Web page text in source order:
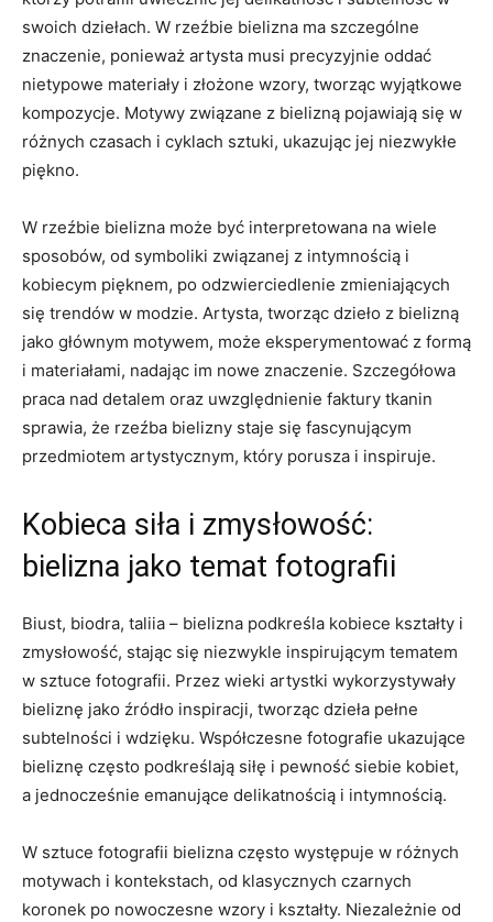
swoich dziełach.‌ W rzeźbie bielizna ma szczególne
znaczenie, ponieważ artysta musi⁤ precyzyjnie oddać​
nietypowe materiały⁣ i złożone wzory, ⁣tworząc wyjątkowe
kompozycje. Motywy ⁢związane z bielizną ‌pojawiają⁣ się w ​
różnych ⁤czasach i cyklach sztuki,​ ukazując jej niezwykłe
piękno.
W rzeźbie bielizna może być interpretowana na wiele‌
sposobów, od⁤ symboliki związanej z intymnością i
kobiecym‌ pięknem, po⁣ odzwierciedlenie zmieniających
się trendów ⁣w modzie. ⁣Artysta, tworząc‍ dzieło z‍ bielizną⁢
jako głównym motywem,⁣ może eksperymentować z ⁢formą
i materiałami,⁤ nadając im nowe ⁤znaczenie. ‌Szczegółowa
praca ‌nad detalem ‍oraz uwzględnienie faktury‍ tkanin
‍sprawia,​ że rzeźba‍ bielizny staje się fascynującym
‌przedmiotem‌ artystycznym,⁢ który porusza i ⁣inspiruje.
Kobieca siła i zmysłowość:
bielizna ⁢jako temat fotografii
Biust,‌ biodra, taliia⁢ – bielizna ​podkreśla ‍kobiece kształty​ i
zmysłowość, stając⁤ się ‌niezwykle ⁤inspirującym tematem
w sztuce fotografii. Przez wieki artystki wykorzystywały
bieliznę⁤ jako⁣ źródło⁤ inspiracji, tworząc‌ dzieła‍ pełne
subtelności i⁢ wdzięku. Współczesne fotografie⁣ ukazujące
bieliznę często podkreślają siłę ⁣i pewność siebie kobiet,
‌a jednocześnie emanujące delikatnością i intymnością.
W sztuce fotografii ​bielizna często występuje w różnych
motywach i​ kontekstach, od klasycznych czarnych⁣
koronek po‍ nowoczesne wzory i kształty. Niezależnie od